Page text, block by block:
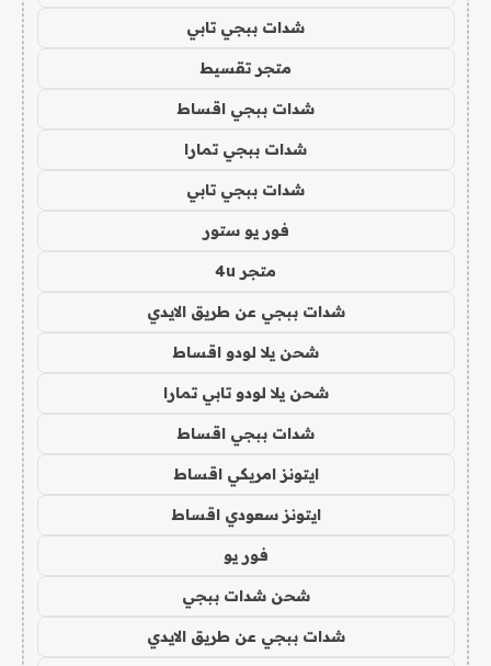
شدات ببجي تابي
متجر تقسيط
شدات ببجي اقساط
شدات ببجي تمارا
شدات ببجي تابي
فور يو ستور
متجر 4u
شدات ببجي عن طريق الايدي
شحن يلا لودو اقساط
شحن يلا لودو تابي تمارا
شدات ببجي اقساط
ايتونز امريكي اقساط
ايتونز سعودي اقساط
فور يو
شحن شدات ببجي
شدات ببجي عن طريق الايدي